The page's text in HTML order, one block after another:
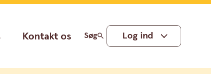
Kontakt os Søg Log ind